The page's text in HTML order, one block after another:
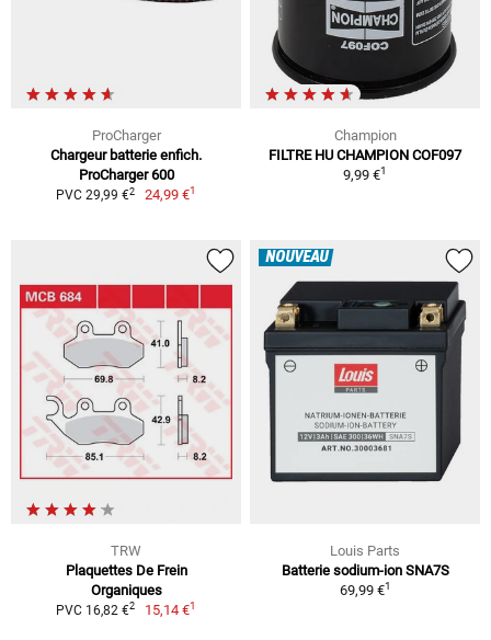
ProCharger
Chargeur batterie enfich.
ProCharger 600
PVC 29,99 €2 24,99 €1
Champion
FILTRE HU CHAMPION COF097
9,99 €1
TRW
Plaquettes De Frein
Organiques
PVC 16,82 €2 15,14 €1
NOUVEAU
Louis Parts
Batterie sodium-ion SNA7S
69,99 €1